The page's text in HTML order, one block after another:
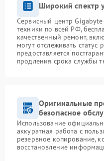
Широкий спектр
Сервисный центр Gigabyte
техники по всей РФ,
качественный ремонт,
могут отслеживать
предоставляется
продления срока службы
Оригинальные
безопасное
Использование
аккуратная работа с
резервное копирование,
восстановление